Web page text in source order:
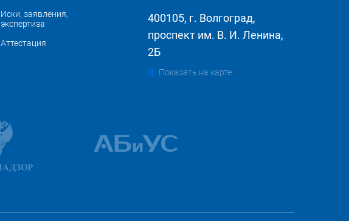
Иски, заявления,
экспертиза
Аттестация
400105, г. Волгоград,
проспект им. В. И. Ленина,
2Б
Показать на карте